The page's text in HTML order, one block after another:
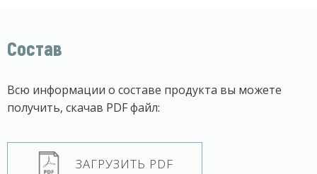
Состав
Всю информации о составе продукта вы можете
получить, скачав PDF файл:
ЗАГРУЗИТЬ PDF